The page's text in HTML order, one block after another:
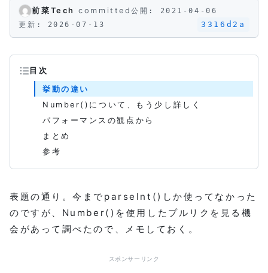
前菜Tech committed公開: 2021-04-06
更新: 2026-07-13
3316d2a
表題の通り。今までparseInt()しか使ってなかった
のですが、Number()を使用したプルリクを見る機
会があって調べたので、メモしておく。
スポンサーリンク
目次
挙動の違い
Number()について、もう少し詳しく
パフォーマンスの観点から
まとめ
参考